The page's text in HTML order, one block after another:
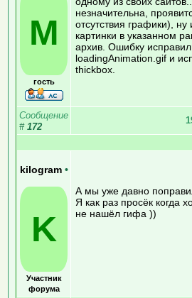
M
гость
незначительна,
отсутствия графики),
картинки в указанном
архив. Ошибку
loadingAnimation.gif и
thickbox.
Сообщение
# 172
kilogram •
K
Участник
форума
А мы уже давно
Я как раз просёк когда
не нашёл гифа ))